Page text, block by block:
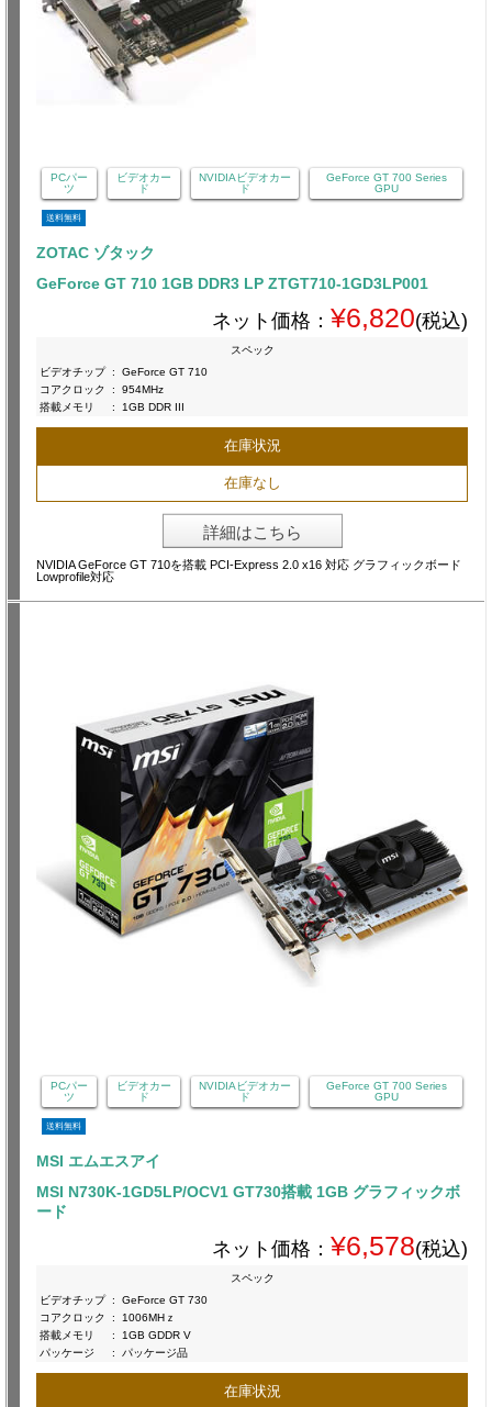
PCパー
ツ
ビデオカー
ド
NVIDIAビデオカー
ド
GeForce GT 700 Series
GPU
送料無料
ZOTAC ゾタック
GeForce GT 710 1GB DDR3 LP ZTGT710-1GD3LP001
ネット価格： ¥6,820(税込)
スペック
ビデオチップ :
GeForce GT 710
コアクロック
:
954MHz
搭載メモリ
: 1GB DDR III
在庫状況
在庫なし
詳細はこちら
NVIDIA GeForce GT 710を搭載 PCI-Express 2.0 x16 対応 グラフィックボード
Lowprofile対応
PCパー
ツ
ビデオカー
ド
NVIDIAビデオカー
ド
GeForce GT 700 Series
GPU
送料無料
MSI エムエスアイ
MSI N730K-1GD5LP/OCV1 GT730搭載 1GB グラフィックボ
ード
ネット価格： ¥6,578(税込)
スペック
ビデオチップ :
GeForce GT 730
コアクロック
:
1006MHｚ
搭載メモリ
:
1GB GDDR V
パッケージ
: パッケージ品
在庫状況